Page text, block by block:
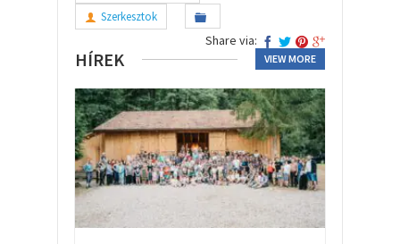
Szerkesztok
Share via:
HÍREK VIEW MORE